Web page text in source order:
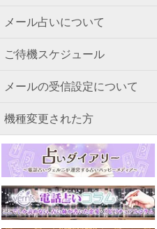
メール占いについて
ご待機スケジュール
メールの受信設定について
機種変更された方